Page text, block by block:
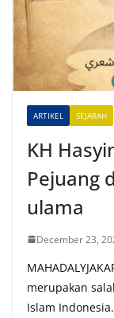
t
v
ARTIKEL SEJARAH
KH
Pejuang
ulama
December 23,
merupakan
Islam